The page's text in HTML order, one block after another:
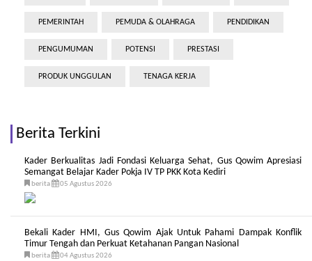
PEMERINTAH PEMUDA & OLAHRAGA PENDIDIKAN
PENGUMUMAN POTENSI PRESTASI
PRODUK UNGGULAN TENAGA KERJA
Berita Terkini
Kader Berkualitas Jadi Fondasi Keluarga Sehat, Gus Qowim Apresiasi
Semangat Belajar Kader Pokja IV TP PKK Kota Kediri
berita 05 Agustus 2026
Bekali Kader HMI, Gus Qowim Ajak Untuk Pahami Dampak Konflik
Timur Tengah dan Perkuat Ketahanan Pangan Nasional
berita 04 Agustus 2026